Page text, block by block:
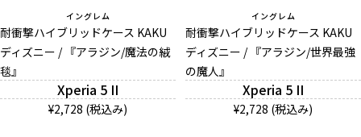
イングレム
耐衝撃ハイブリッドケース KAKU
ディズニー / 『アラジン/魔法の絨
毯』
Xperia 5 II
¥2,728 (税込み)
イングレム
耐衝撃ハイブリッドケース KAKU
ディズニー / 『アラジン/世界最強
の魔人』
Xperia 5 II
¥2,728 (税込み)